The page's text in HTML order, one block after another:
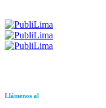
Llámenos al